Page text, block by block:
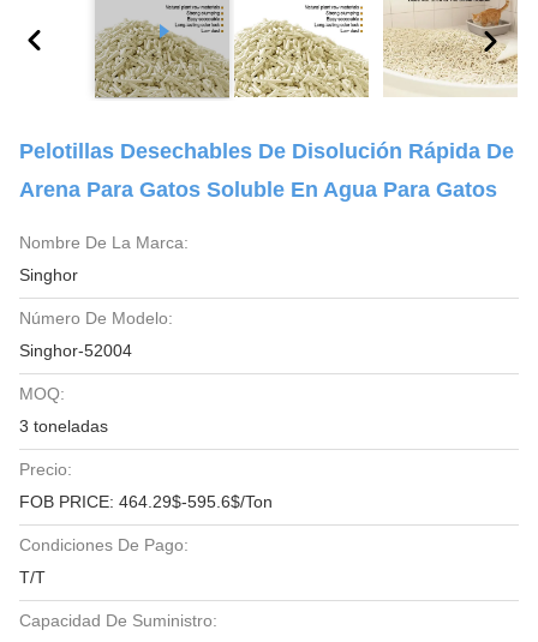
Pelotillas Desechables De Disolución Rápida De
Arena Para Gatos Soluble En Agua Para Gatos
Nombre De La Marca:
Singhor
Número De Modelo:
Singhor-52004
MOQ:
3 toneladas
Precio:
FOB PRICE: 464.29$-595.6$/Ton
Condiciones De Pago:
T/T
Capacidad De Suministro: